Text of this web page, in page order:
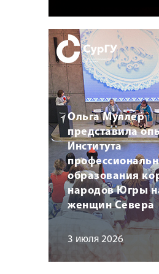
Ольга Муллер
представила
Института
образования
народов Югры
женщин Севера
3 июля 2026